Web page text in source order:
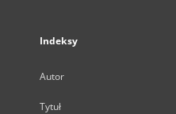
Indeksy
Autor
Tytuł